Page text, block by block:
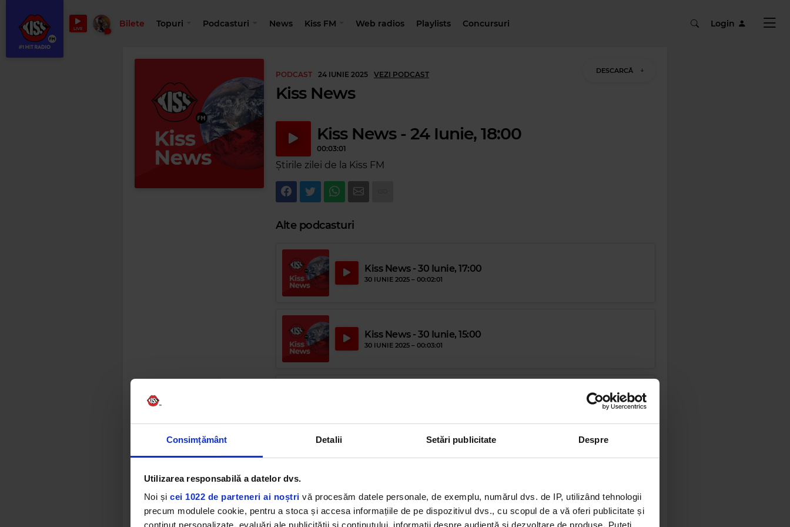
Consimțământ Detalii Setări publicitate Despre
Utilizarea responsabilă a datelor dvs.
Noi și cei 1022 de parteneri ai noștri vă procesăm datele personale, de exemplu, numărul dvs. de IP, utilizând tehnologii
precum modulele cookie, pentru a stoca și accesa informațiile de pe dispozitivul dvs., cu scopul de a vă oferi publicitate și
LIVE Bilete Topuri Podcasturi News Kiss FM Web radios Playlists Concursuri Login
PODCAST 24 IUNIE 2025 VEZI PODCAST
Kiss News
Kiss News - 24 Iunie, 18:00
00:03:01
Știrile zilei de la Kiss FM
DESCARCĂ
Alte podcasturi
Kiss News - 30 Iunie, 17:00
30 IUNIE 2025 – 00:02:01
Kiss News - 30 Iunie, 15:00
30 IUNIE 2025 – 00:03:01